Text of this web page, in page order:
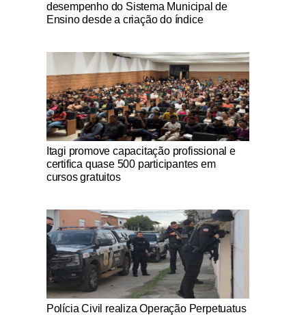
desempenho do Sistema Municipal de
Ensino desde a criação do índice
Notícias Católicas
Itagi promove capacitação profissional e
certifica quase 500 participantes em
cursos gratuitos
Notícias Católicas
Polícia Civil realiza Operação Perpetuatus